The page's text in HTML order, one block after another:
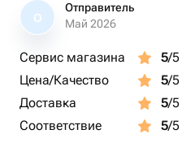
О
Отправитель
Май 2026
Сервис магазина 5/5
Цена/Качество
5/5
Доставка
5/5
Соответствие
5/5